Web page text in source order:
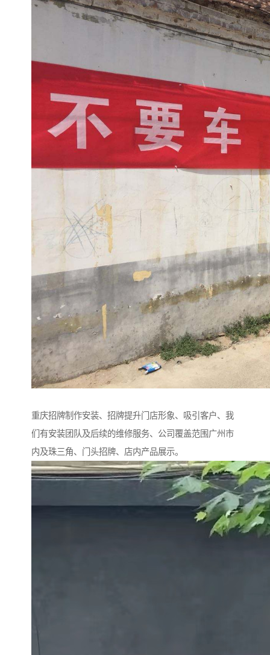
重庆招牌制作安装、招牌提升门店形象、吸引客户、我
们有安装团队及后续的维修服务、公司覆盖范围广州市
内及珠三角、门头招牌、店内产品展示。